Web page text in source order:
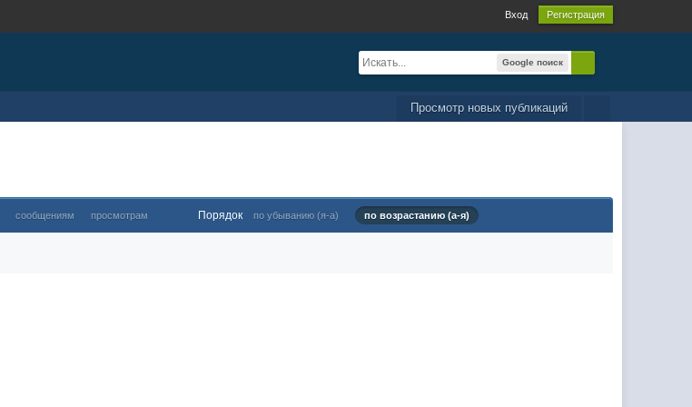
Вход Регистрация
Google поиск
Просмотр новых публикаций
сообщениям просмотрам Порядок по убыванию (я-а) по возрастанию (а-я)